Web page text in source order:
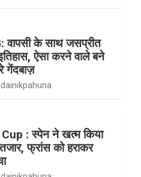
वापसी के साथ जसप्रीत
ऐसा करने वाले बने
गेंदबाज़
dainikpahuna
: स्पेन ने खत्म किया
फ्रांस को हराकर